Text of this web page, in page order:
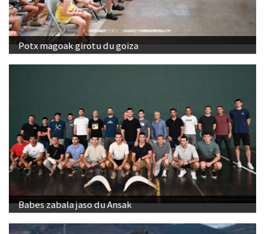
Potx magoak girotu du goiza
Babes zabala jaso du Ansak